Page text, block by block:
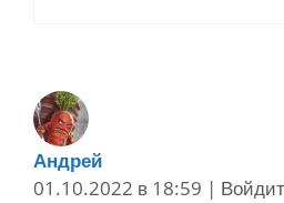
Андрей
01.10.2022 в 18:59 |